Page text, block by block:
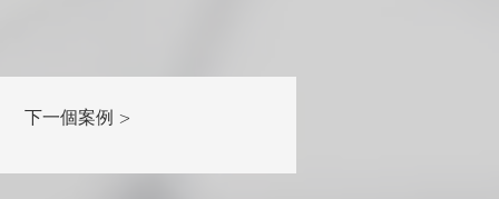
下一個案例 >